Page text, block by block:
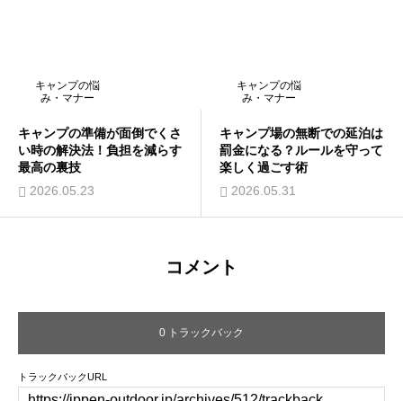
キャンプの悩
み・マナー
キャンプの準備が面倒でくさ
い時の解決法！負担を減らす
最高の裏技
2026.05.23
キャンプの悩
み・マナー
キャンプ場の無断での延泊は
罰金になる？ルールを守って
楽しく過ごす術
2026.05.31
コメント
0 トラックバック
トラックバックURL